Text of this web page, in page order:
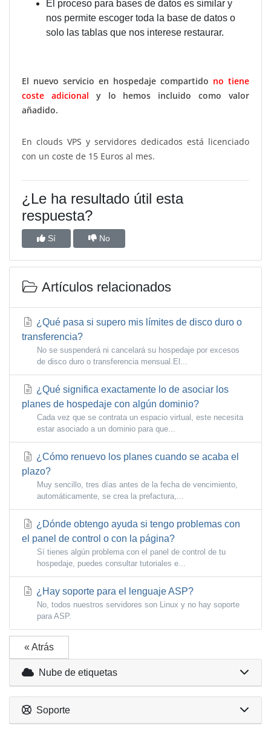
El proceso para bases de datos es similar y
nos permite escoger toda la base de datos o
solo las tablas que nos interese restaurar.
El nuevo servicio en hospedaje compartido no tiene
coste adicional y lo hemos incluido como valor
añadido.
En clouds VPS y servidores dedicados está licenciado
con un coste de 15 Euros al mes.
¿Le ha resultado útil esta
respuesta?
Sí No
Artículos relacionados
¿Qué pasa si supero mis límites de disco duro o
transferencia?
No se suspenderá ni cancelará su hospedaje por excesos
de disco duro o transferencia mensual.El...
¿Qué significa exactamente lo de asociar los
planes de hospedaje con algún dominio?
Cada vez que se contrata un espacio virtual, este necesita
estar asociado a un dominio para que...
¿Cómo renuevo los planes cuando se acaba el
plazo?
Muy sencillo, tres días antes de la fecha de vencimiento,
automáticamente, se crea la prefactura,...
¿Dónde obtengo ayuda si tengo problemas con
el panel de control o con la página?
Sí tienes algún problema con el panel de control de tu
hospedaje, puedes consultar tutoriales e...
¿Hay soporte para el lenguaje ASP?
No, todos nuestros servidores son Linux y no hay soporte
para ASP.
« Atrás
Nube de etiquetas
Soporte